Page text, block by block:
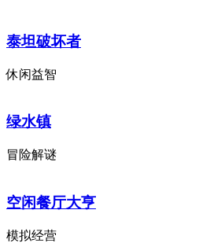
泰坦破坏者
休闲益智
绿水镇
冒险解谜
空闲餐厅大亨
模拟经营